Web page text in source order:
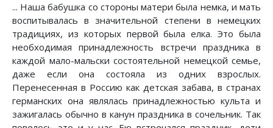
... Наша бабушка со стороны матери была немка, и мать
воспитывалась в значительной степени в немецких
традициях, из которых первой была елка. Это была
необходимая принадлежность встречи праздника в
каждой мало-мальски состоятельной немецкой семье,
даже если она состояла из одних взрослых.
Перенесенная в Россию как детская забава, в странах
германских она являлась принадлежностью культа и
зажигалась обычно в канун праздника в сочельник. Так